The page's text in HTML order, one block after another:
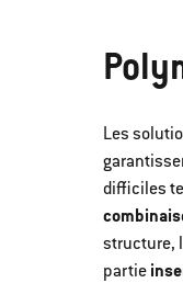
Les
difficiles
structure,
partie